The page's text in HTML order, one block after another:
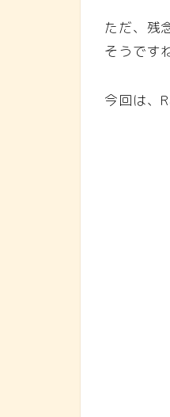
ただ、残
そうです
今回は、